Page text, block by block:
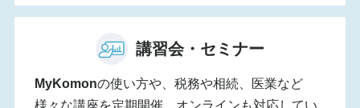
講習会・セミナー
MyKomonの使い方や、税務や相続、医業など
様々な講座を定期開催。オンラインも対応してい